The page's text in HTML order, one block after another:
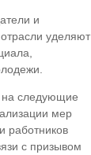
и
уделяют
на следующие
мер
работников
с призывом